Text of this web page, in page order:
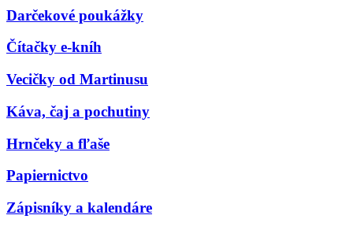
Darčekové poukážky
Čítačky e-kníh
Vecičky od Martinusu
Káva, čaj a pochutiny
Hrnčeky a fľaše
Papiernictvo
Zápisníky a kalendáre